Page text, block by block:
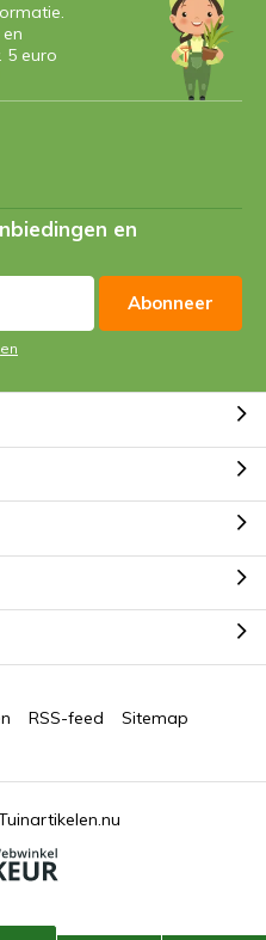
5 euro
en
Abonneer
RSS-feed Sitemap